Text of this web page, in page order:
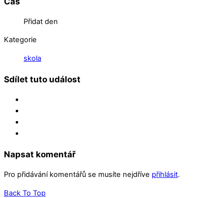
Přidat den
Kategorie
skola
Sdílet tuto událost
Napsat komentář
Pro přidávání komentářů se musíte nejdříve přihlásit.
Back To Top